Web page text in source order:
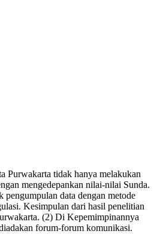
Purwakarta tidak hanya melakukan
mengedepankan nilai-nilai Sunda.
data dengan metode
Kesimpulan dari hasil penelitian
(2) Di Kepemimpinannya
forum-forum komunikasi.